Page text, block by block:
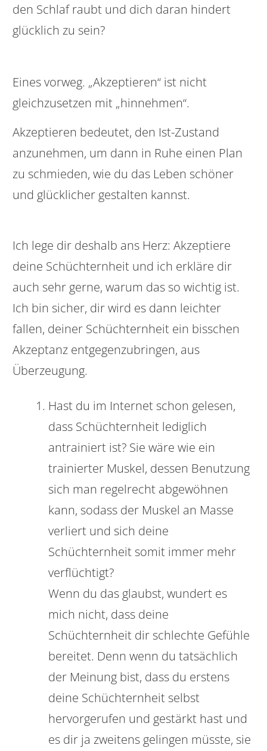
den Schlaf raubt und dich daran hindert
glücklich zu sein?
Eines vorweg. „Akzeptieren“ ist nicht
gleichzusetzen mit „hinnehmen“.
Akzeptieren bedeutet, den Ist-Zustand
anzunehmen, um dann in Ruhe einen Plan
zu schmieden, wie du das Leben schöner
und glücklicher gestalten kannst.
Ich lege dir deshalb ans Herz: Akzeptiere
deine Schüchternheit und ich erkläre dir
auch sehr gerne, warum das so wichtig ist.
Ich bin sicher, dir wird es dann leichter
fallen, deiner Schüchternheit ein bisschen
Akzeptanz entgegenzubringen, aus
Überzeugung.
Hast du im Internet schon gelesen,
dass Schüchternheit lediglich
antrainiert ist? Sie wäre wie ein
trainierter Muskel, dessen Benutzung
sich man regelrecht abgewöhnen
kann, sodass der Muskel an Masse
verliert und sich deine
Schüchternheit somit immer mehr
verflüchtigt?
Wenn du das glaubst, wundert es
mich nicht, dass deine
Schüchternheit dir schlechte Gefühle
bereitet. Denn wenn du tatsächlich
der Meinung bist, dass du erstens
deine Schüchternheit selbst
hervorgerufen und gestärkt hast und
es dir ja zweitens gelingen müsste, sie